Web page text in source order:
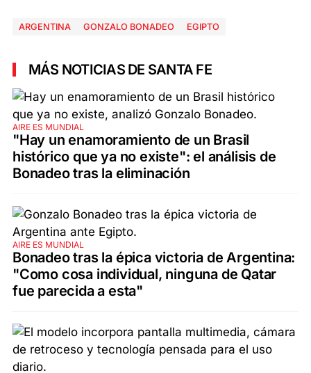
ARGENTINA GONZALO BONADEO EGIPTO
MÁS NOTICIAS DE SANTA FE
AIRE ES MUNDIAL
"Hay un enamoramiento de un Brasil
histórico que ya no existe": el análisis de
Bonadeo tras la eliminación
AIRE ES MUNDIAL
Bonadeo tras la épica victoria de Argentina:
"Como cosa individual, ninguna de Qatar
fue parecida a esta"